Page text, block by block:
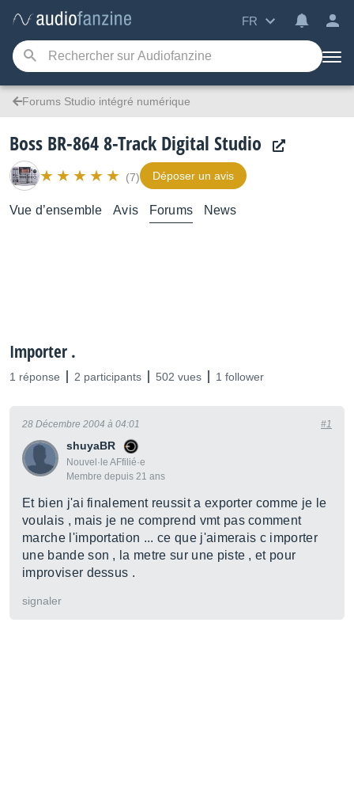
FR
Forums Studio intégré numérique
Boss BR-864 8-Track Digital Studio
(7) Déposer un avis
Vue d’ensemble Avis Forums News
Importer .
1 réponse 2 participants 502 vues 1 follower
shuyaBR
Nouvel·le AFfilié·e
Membre depuis 21 ans
28 Décembre 2004 à 04:01 #1
Et bien j'ai finalement reussit a exporter comme je le
voulais , mais je ne comprend vmt pas comment
marche l'importation ... ce que j'aimerais c importer
une bande son , la metre sur une piste , et pour
improviser dessus .
signaler